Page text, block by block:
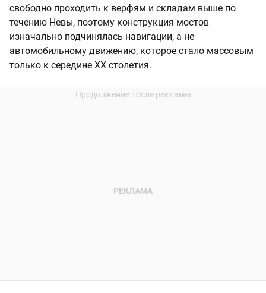
свободно проходить к верфям и складам выше по
течению Невы, поэтому конструкция мостов
изначально подчинялась навигации, а не
автомобильному движению, которое стало массовым
только к середине XX столетия.